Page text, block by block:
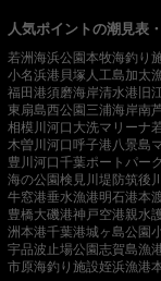
人気ポイントの潮見表
若洲海浜公園本牧海釣り
小名浜港 貝塚人工島加太
福田港須磨海岸清水港 旧
東扇島西公園三浦海岸南
相模川河口 大洗マリーナ
木曽川河口呼子港 八景島
豊川河口千葉ポートパーク
海の公園検見川堤防筑後
牛窓港垂水漁港明石港本
豊橋大磯港神戸空港親水
洲本港千葉港城ヶ島公園
宇品波止場公園志賀島漁
市原海釣り施設姪浜漁港